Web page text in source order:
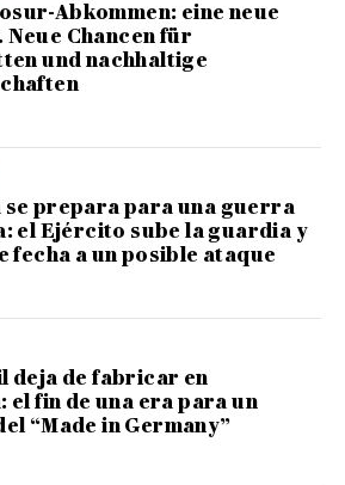
Abkommen: eine neue
Neue Chancen für
und nachhaltige
se prepara para una guerra
el Ejército sube la guardia y
fecha a un posible ataque
deja de fabricar en
el fin de una era para un
“Made in Germany”